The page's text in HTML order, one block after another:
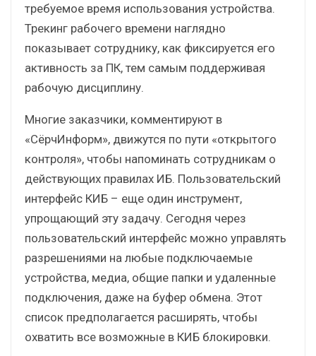
требуемое время использования устройства.
Трекинг рабочего времени наглядно
показывает сотруднику, как фиксируется его
активность за ПК, тем самым поддерживая
рабочую дисциплину.
Многие заказчики, комментируют в
«СёрчИнформ», движутся по пути «открытого
контроля», чтобы напоминать сотрудникам о
действующих правилах ИБ. Пользовательский
интерфейс КИБ – еще один инструмент,
упрощающий эту задачу. Сегодня через
пользовательский интерфейс можно управлять
разрешениями на любые подключаемые
устройства, медиа, общие папки и удаленные
подключения, даже на буфер обмена. Этот
список предполагается расширять, чтобы
охватить все возможные в КИБ блокировки.